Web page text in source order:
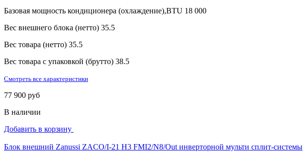
Базовая мощность кондиционера (охлаждение),BTU 18 000
Вес внешнего блока (нетто) 35.5
Вес товара (нетто) 35.5
Вес товара с упаковкой (брутто) 38.5
Смотреть все характеристики
77 900 руб
В наличии
Добавить в корзину
Блок внешний Zanussi ZACO/I-21 H3 FMI2/N8/Out инверторной мульти сплит-системы